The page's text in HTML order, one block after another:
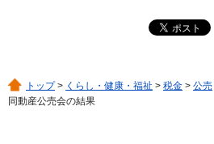
トップ> くらし・健康・福祉 > 税金 > 公売
同動産公売会の結果